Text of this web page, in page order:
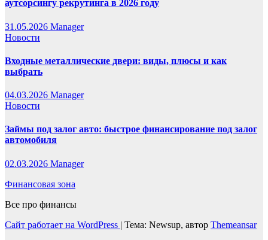
аутсорсингу рекрутинга в 2026 году
31.05.2026 Manager
Новости
Входные металлические двери: виды, плюсы и как
выбрать
04.03.2026 Manager
Новости
Займы под залог авто: быстрое финансирование под залог
автомобиля
02.03.2026 Manager
Финансовая зона
Все про финансы
Сайт работает на WordPress | Тема: Newsup, автор Themeansar